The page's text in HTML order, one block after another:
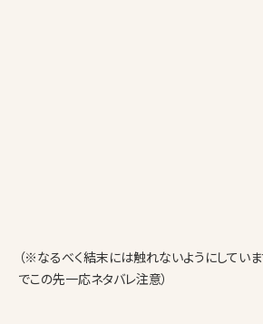
（※なるべく結末には触れないようにしてい
でこの先一応ネタバレ注意）